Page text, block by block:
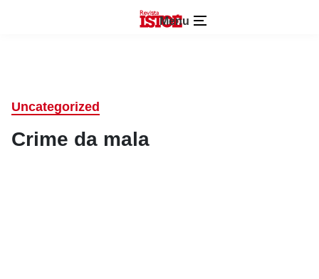
Menu
Uncategorized
Crime da mala